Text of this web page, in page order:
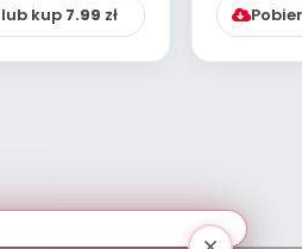
kup 7.99 zł